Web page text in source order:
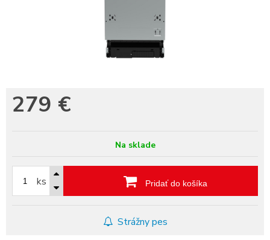
279 €
Na sklade
ks Pridať do košíka
Strážny pes